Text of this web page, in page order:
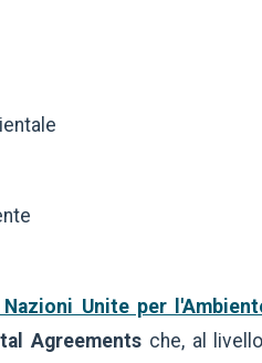
Nazioni Unite per
Agreements che, al